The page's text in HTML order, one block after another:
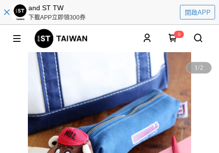
and ST TW
下載APP立即領300券
開啟APP
0
1/2